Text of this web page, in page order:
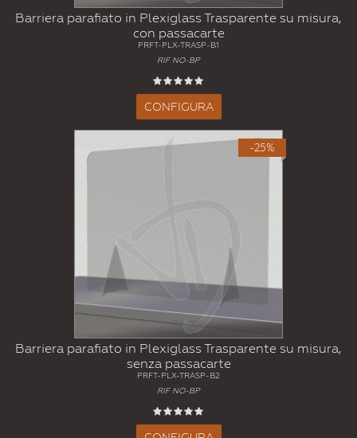
Barriera parafiato in Plexiglass Trasparente su misura,
con passacarte
PRFT-PLX-TRASP-B1
RIF NO-BP
CONFIGURA
-25%
Barriera parafiato in Plexiglass Trasparente su misura,
senza passacarte
PRFT-PLX-TRASP-B2
RIF NO-BP